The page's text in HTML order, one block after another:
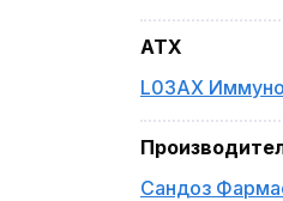
ATX
L03AX
Сандоз